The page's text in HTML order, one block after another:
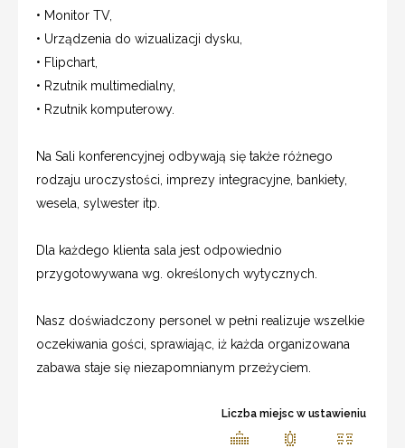
• Monitor TV,
• Urządzenia do wizualizacji dysku,
• Flipchart,
• Rzutnik multimedialny,
• Rzutnik komputerowy.
Na Sali konferencyjnej odbywają się także różnego
rodzaju uroczystości, imprezy integracyjne, bankiety,
wesela, sylwester itp.
Dla każdego klienta sala jest odpowiednio
przygotowywana wg. określonych wytycznych.
Nasz doświadczony personel w pełni realizuje wszelkie
oczekiwania gości, sprawiając, iż każda organizowana
zabawa staje się niezapomnianym przeżyciem.
Liczba miejsc w ustawieniu